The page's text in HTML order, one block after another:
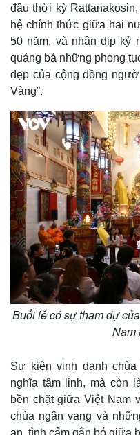
Khởi nghiệp
đầu thời kỳ
hệ chính thức giữa hai
50 năm, và nhân dịp kỷ
quảng bá những phong
đẹp của cộng đồng
Vàng”.
Buổi lễ có sự tham dự
Nam
Sự kiện vinh danh
nghĩa tâm linh, mà còn
bền chặt giữa Việt Nam
chùa ngân vang và